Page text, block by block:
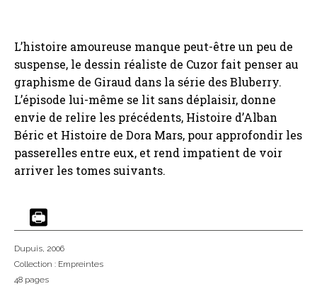
L’histoire amoureuse manque peut-être un peu de
suspense, le dessin réaliste de Cuzor fait penser au
graphisme de Giraud dans la série des Bluberry.
L’épisode lui-même se lit sans déplaisir, donne
envie de relire les précédents, Histoire d’Alban
Béric et Histoire de Dora Mars, pour approfondir les
passerelles entre eux, et rend impatient de voir
arriver les tomes suivants.
Dupuis, 2006
Collection : Empreintes
48 pages